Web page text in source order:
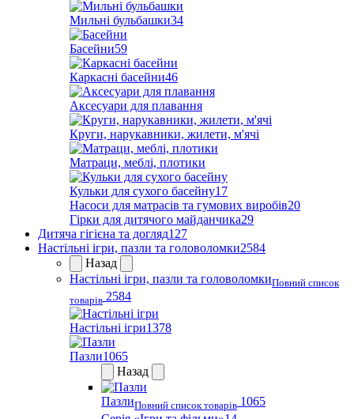
Мильні бульбашки34
Басейни59
Каркасні басейни46
Аксесуари для плавання
Круги, нарукавники, жилети, м'ячі
Матраци, меблі, плотики
Кульки для сухого басейну17
Насоси для матрасів та гумових виробів20
Гірки для дитячого майданчика29
Дитяча гігієна та догляд127
Настільні ігри, пазли та головоломки2584
Назад
Настільні ігри, пазли та головоломкиПовний список
товарів 2584
Настільні ігри1378
Пазли1065
Назад
ПазлиПовний список товарів 1065